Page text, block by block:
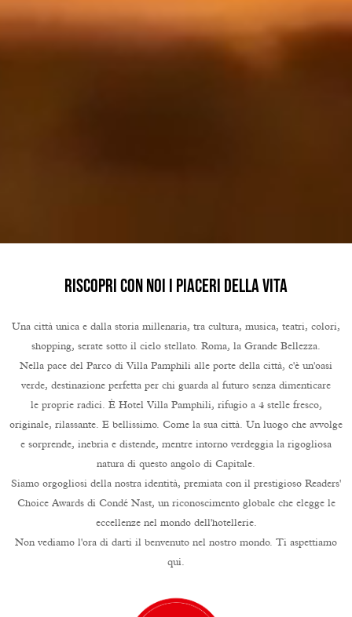
Riscopri con noi i Piaceri della Vita
Una città unica e dalla storia millenaria, tra cultura, musica, teatri, colori,
shopping, serate sotto il cielo stellato. Roma, la Grande Bellezza.
Nella pace del Parco di Villa Pamphili alle porte della città, c'è un'oasi
verde, destinazione perfetta per chi guarda al futuro senza dimenticare
le proprie radici. È Hotel Villa Pamphili, rifugio a 4 stelle fresco,
originale, rilassante. E bellissimo. Come la sua città. Un luogo che avvolge
e sorprende, inebria e distende, mentre intorno verdeggia la rigogliosa
natura di questo angolo di Capitale.
Siamo orgogliosi della nostra identità, premiata con il prestigioso Readers'
Choice Awards di Condé Nast, un riconoscimento globale che elegge le
eccellenze nel mondo dell'hotellerie.
Non vediamo l'ora di darti il benvenuto nel nostro mondo. Ti aspettiamo
qui.